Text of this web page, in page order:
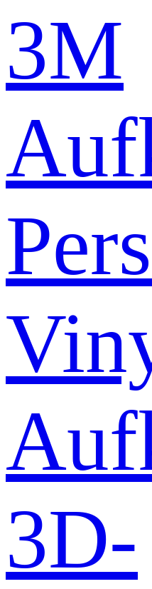
3M
3D-